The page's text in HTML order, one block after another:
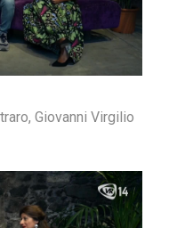
Giovanni Virgilio